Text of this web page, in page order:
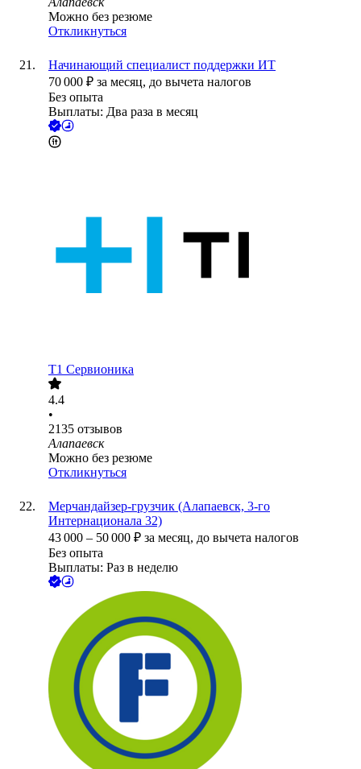
Можно без резюме
Откликнуться
Начинающий специалист поддержки ИТ
70 000 ₽ за месяц, до вычета налогов
Без опыта
Выплаты: Два раза в месяц
Т1 Сервионика
4.4
•
2135 отзывов
Алапаевск
Можно без резюме
Откликнуться
Мерчандайзер-грузчик (Алапаевск, 3-го
Интернационала 32)
43 000 – 50 000 ₽ за месяц, до вычета налогов
Без опыта
Выплаты: Раз в неделю